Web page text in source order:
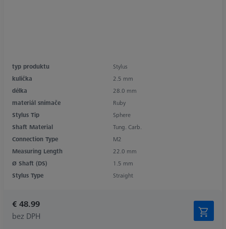
typ produktu
Stylus
kulička
2.5 mm
délka
28.0 mm
materiál snímače
Ruby
Stylus Tip
Sphere
Shaft Material
Tung. Carb.
Connection Type
M2
Measuring Length
22.0 mm
Ø Shaft (DS)
1.5 mm
Stylus Type
Straight
€ 48.99
bez DPH